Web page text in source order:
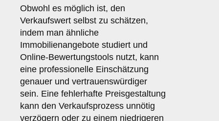
Obwohl es möglich ist, den
Verkaufswert selbst zu schätzen,
indem man ähnliche
Immobilienangebote studiert und
Online-Bewertungstools nutzt, kann
eine professionelle Einschätzung
genauer und vertrauenswürdiger
sein. Eine fehlerhafte Preisgestaltung
kann den Verkaufsprozess unnötig
verzögern oder zu einem niedrigeren